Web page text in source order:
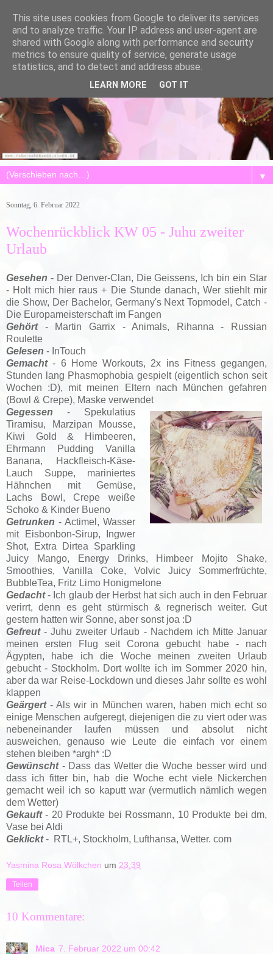
▼
Sonntag, 6. Februar 2022
Wochenrückblick KW 05 - Juhu zweiter
Urlaub
Gesehen - Der Denver-Clan, Die Geissens, Ich bin ein Star
- Holt mich hier raus + Die Stunde danach, Wer stiehlt mir
die Show, Der Bachelor, Germany's Next Topmodel, Catch -
Die Europameisterschaft im Fangen
Gehört- Martin Garrix - Animals, Rihanna - Russian
Roulette
Gelesen - InTouch
Gemacht- 6 Home Workouts, 2x ins Fitness gegangen,
Stunden lang Phasmophobia gespielt (eigentlich schon seit
Wochen :D), mit meinen Eltern nach München gefahren
(Bowl & Crepe), Maske verwendet
Gegessen - Spekulatius
Tiramisu, Marzipan Mousse,
Kiwi Gold & Himbeeren,
Ehrmann Pudding Vanilla
Banana, Hackfleisch-Käse-
Lauch Suppe, mariniertes
Hähnchen mit Gemüse,
Lachs Bowl, Crepe weiße
Schoko & Kinder Bueno
Getrunken - Actimel, Wasser
mit Eisbonbon-Sirup, Ingwer
Shot, Extra Dirtea Sparkling
Juicy Mango,
Energy Drinks,
Himbeer Mojito Shake,
Smoothies, Vanilla Coke, Volvic Juicy Sommerfrüchte,
BubbleTea, Fritz Limo Honigmelone
Gedacht- Ich glaub der Herbst hat sich auch in den Februar
verirrt, denn es geht stürmisch & regnerisch weiter. Gut
gestern hatten wir Sonne, aber sonst joa :D
Gefreut-Juhu zweiter Urlaub - Nachdem ich Mitte Januar
meinen ersten Flug seit Corona gebucht habe - nach
Ägypten, habe ich die Woche meinen zweiten Urlaub
gebucht - Stockholm. Dort wollte ich im Sommer 2020 hin,
aber da war Reise-Lockdown und dieses Jahr sollte es wohl
klappen
Geärgert- Als wir in München waren, haben mich echt so
einige Menschen aufgeregt, diejenigen die zu viert oder was
nebeneinander laufen müssen und absolut nicht
ausweichen, genauso wie Leute die einfach vor einem
stehen bleiben *argh* :D
Gewünscht- Dass das Wetter die Woche besser wird und
dass ich fitter bin, hab die Woche echt viele Nickerchen
gemacht weil ich so kaputt war (vermutlich nämlich wegen
dem Wetter)
Gekauft- 20 Produkte bei Rossmann, 10 Produkte bei dm,
Vase bei Aldi
Geklickt- RTL+, Stockholm, Lufthansa, Wetter. com
Yasmina Rosa Wölkchen um 23:39
Teilen
10 Kommentare:
Mica 7. Februar 2022 um 00:42
This site uses cookies from Google to deliver its services
and to analyze traffic. Your IP address and user-agent are
shared with Google along with performance and security
metrics to ensure quality of service, generate usage
statistics, and to detect and address abuse.
LEARN MORE GOT IT